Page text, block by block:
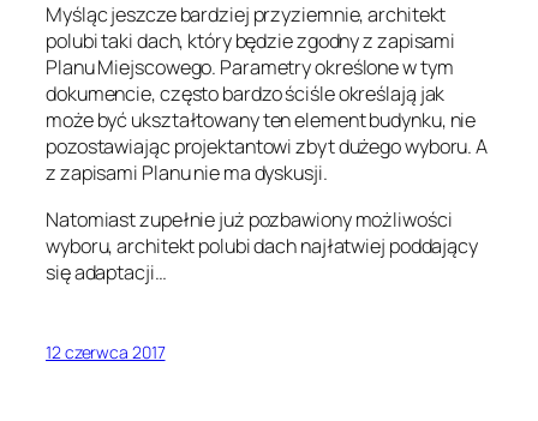
Myśląc jeszcze bardziej przyziemnie, architekt
polubi taki dach, który będzie zgodny z zapisami
Planu Miejscowego. Parametry określone w tym
dokumencie, często bardzo ściśle określają jak
może być ukształtowany ten element budynku, nie
pozostawiając projektantowi zbyt dużego wyboru. A
z zapisami Planu nie ma dyskusji.
Natomiast zupełnie już pozbawiony możliwości
wyboru, architekt polubi dach najłatwiej poddający
się adaptacji…
12 czerwca 2017